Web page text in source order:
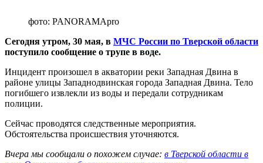
фото: PANORAMApro
Сегодня утром, 30 мая, в МЧС России по Тверской области
поступило сообщение о трупе в воде.
Инцидент произошел в акватории реки Западная Двина в
районе улицы Западнодвинская города Западная Двина. Тело
погибшего извлекли из воды и передали сотрудникам
полиции.
Сейчас проводятся следственные мероприятия.
Обстоятельства происшествия уточняются.
Вчера мы сообщали о похожем случае: в Тверской области в